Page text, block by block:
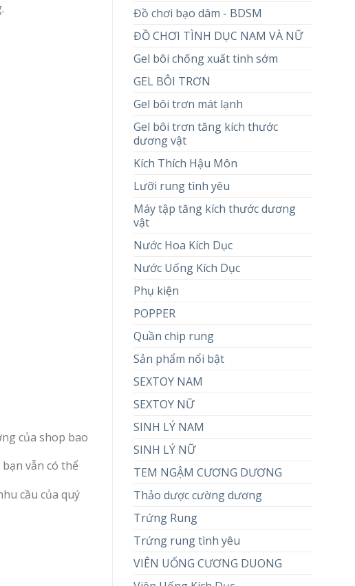
Đồ chơi bạo dâm - BDSM
ĐỒ CHƠI TÌNH DỤC NAM VÀ NỮ
Gel bôi chống xuất tinh sớm
GEL BÔI TRƠN
Gel bôi trơn mát lạnh
Gel bôi trơn tăng kích thước
dương vật
Kích Thích Hậu Môn
Lưỡi rung tình yêu
Máy tập tăng kích thước dương
vật
Nước Hoa Kích Dục
Nước Uống Kích Dục
Phụ kiện
POPPER
Quần chip rung
Sản phẩm nổi bật
SEXTOY NAM
SEXTOY NỮ
SINH LÝ NAM
SINH LÝ NỮ
TEM NGẬM CƯƠNG DƯƠNG
Thảo dược cường dương
Trứng Rung
Trứng rung tình yêu
VIÊN UỐNG CƯƠNG DUONG
của shop bao
vẫn có thể
cầu của quý